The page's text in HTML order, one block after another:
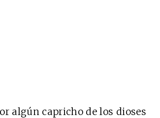
algún capricho de los dioses